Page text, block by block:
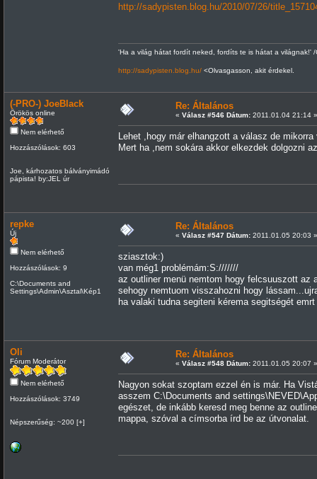
http://sadypisten.blog.hu/2010/07/26/
'Ha a világ hátat fordít neked, fordíts te is hátat a világnak!' /
http://sadypisten.blog.hu/<Olvasgasson, akit érdekel.
(-PRO-) JoeBlack
Örökös online
Nem elérhető
Hozzászólások: 603
Joe, kárhozatos bálványimádó
pápista! by:JEL úr
Re: Általános
« Válasz #546 Dátum:2011.01.04 21:14 »
Lehet ,hogy már elhangzott a válasz de
Mert ha ,nem sokára akkor elkezdek dolgozni
repke
Új
Nem elérhető
Hozzászólások: 9
C:\Documents and
Settings\Admin\Asztal\Kép1
Re: Általános
« Válasz #547 Dátum:2011.01.05 20:03 »
sziasztok:)
van még1 problémám:S:///////
az outliner menü nemtom hogy felcsuuszott az
sehogy nemtuom visszahozni hogy
ha valaki tudna segiteni kérema segitségét
Oli
Fórum Moderátor
Nem elérhető
Hozzászólások: 3749
Népszerűség: ~200 [+]
Re: Általános
« Válasz #548 Dátum:2011.01.05 20:07 »
Nagyon sokat szoptam ezzel én is már. Ha
asszem C:\Documents and
egészet, de inkább keresd meg benne az
mappa, szóval a címsorba írd be az útvonalat.